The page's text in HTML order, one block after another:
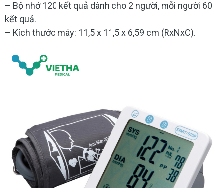
– Bộ nhớ 120 kết quả dành cho 2 người, mỗi người 60
kết quả.
– Kích thước máy: 11,5 x 11,5 x 6,59 cm (RxNxC).